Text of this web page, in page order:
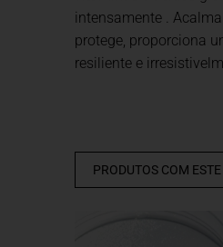
intensamente .
protege, proporciona
resiliente e
PRODUTOS COM